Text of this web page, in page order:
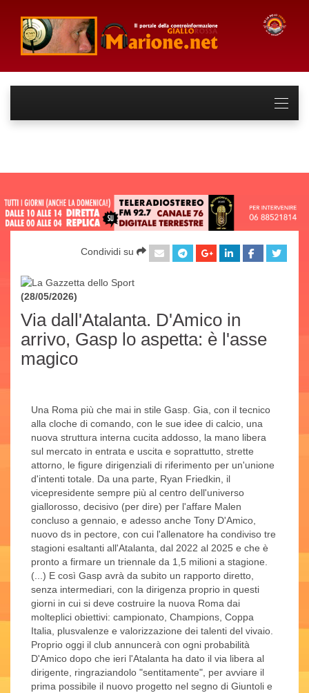
Condividi su
(28/05/2026)
Via dall'Atalanta. D'Amico in
arrivo, Gasp lo aspetta: è l'asse
magico
Una Roma più che mai in stile Gasp. Gia, con il tecnico
alla cloche di comando, con le sue idee di calcio, una
nuova struttura interna cucita addosso, la mano libera
sul mercato in entrata e uscita e soprattutto, strette
attorno, le figure dirigenziali di riferimento per un'unione
d'intenti totale. Da una parte, Ryan Friedkin, il
vicepresidente sempre più al centro dell'universo
giallorosso, decisivo (per dire) per l'affare Malen
concluso a gennaio, e adesso anche Tony D'Amico,
nuovo ds in pectore, con cui l'allenatore ha condiviso tre
stagioni esaltanti all'Atalanta, dal 2022 al 2025 e che è
pronto a firmare un triennale da 1,5 milioni a stagione.
(...) E così Gasp avrà da subito un rapporto diretto,
senza intermediari, con la dirigenza proprio in questi
giorni in cui si deve costruire la nuova Roma dai
molteplici obiettivi: campionato, Champions, Coppa
Italia, plusvalenze e valorizzazione dei talenti del vivaio.
Proprio oggi il club annuncerà con ogni probabilità
D'Amico dopo che ieri l'Atalanta ha dato il via libera al
dirigente, ringraziandolo "sentitamente", per avviare il
prima possibile il nuovo progetto nel segno di Giuntoli e